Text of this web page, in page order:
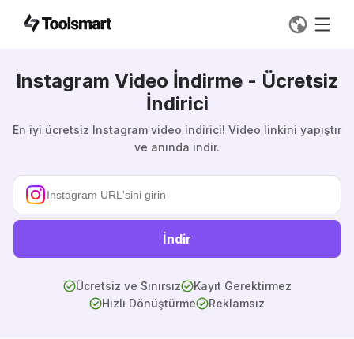
Instagram Video İndirme - Ücretsiz
İndirici
En iyi ücretsiz Instagram video indirici! Video linkini yapıştır
ve anında indir.
İndir
Ücretsiz ve Sınırsız
Kayıt Gerektirmez
Hızlı Dönüştürme
Reklamsız